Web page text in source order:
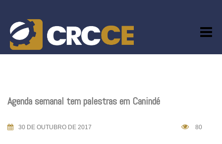
content
Agenda semanal tem palestras em Canindé
30 DE OUTUBRO DE 2017 80